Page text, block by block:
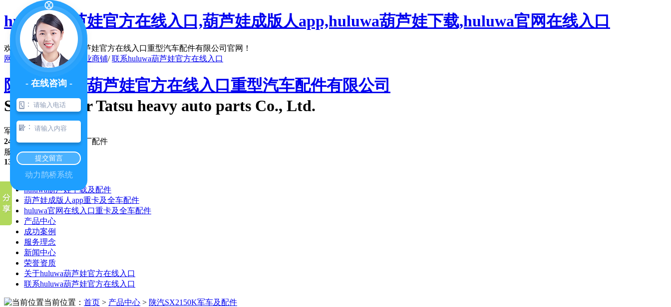
huluwa葫芦娃官方在线入口,葫芦娃成版人app,huluwa葫芦娃下载,huluwa官网在线入口
欢迎访问陕西huluwa葫芦娃官方在线入口重型汽车配件有限公司官网！
网站地图/在线留言/ 企业商铺/联系huluwa葫芦娃官方在线入口
陕西huluwa葫芦娃官方在线入口重型汽车配件有限公司
Shaanxi four Tatsu heavy auto parts Co., Ltd.
军(民)车配件行业 品牌
24年专注，优势纯正原厂配件
服务咨询热线
13991351017
公司首页
huluwa葫芦娃下载及配件
葫芦娃成版人app重卡及全车配件
huluwa官网在线入口重卡及全车配件
产品中心
成功案例
服务理念
新闻中心
荣誉资质
关于huluwa葫芦娃官方在线入口
联系huluwa葫芦娃官方在线入口
当前位置： 首页 > 产品中心 > 陕汽SX2150K军车及配件
- 在线咨询 -
：
：
提交留言
动力鹊桥系统